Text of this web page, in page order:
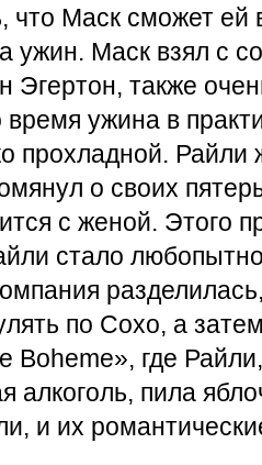
что Маск сможет ей
ужин. Маск взял с
Эгертон, также
ужина в
прохладной. Райли
о своих
с женой. Этого
стало
по Сохо, а
Boheme», где
алкоголь, пила
и их